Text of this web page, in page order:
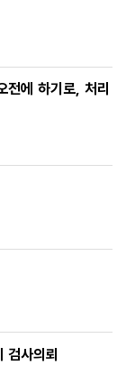
에 하기로, 처리
사의뢰